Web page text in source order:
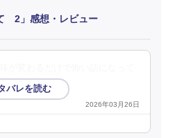
2」感想・レビュー
2026年03月26日